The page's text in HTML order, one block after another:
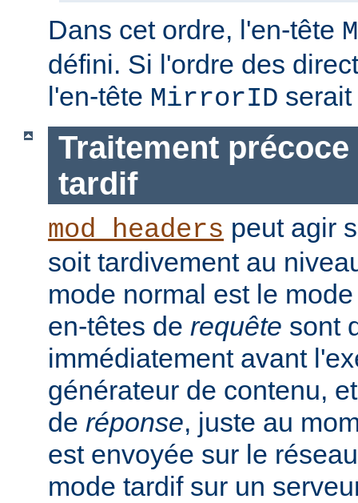
Dans cet ordre, l'en-tête
défini. Si l'ordre des
l'en-tête MirrorID
Traitement
tardif
mod_headers peut agir
soit tardivement au
mode normal est le
en-têtes de requête sont
immédiatement avant
générateur de contenu,
de réponse, juste au
est envoyée sur le
mode tardif sur un